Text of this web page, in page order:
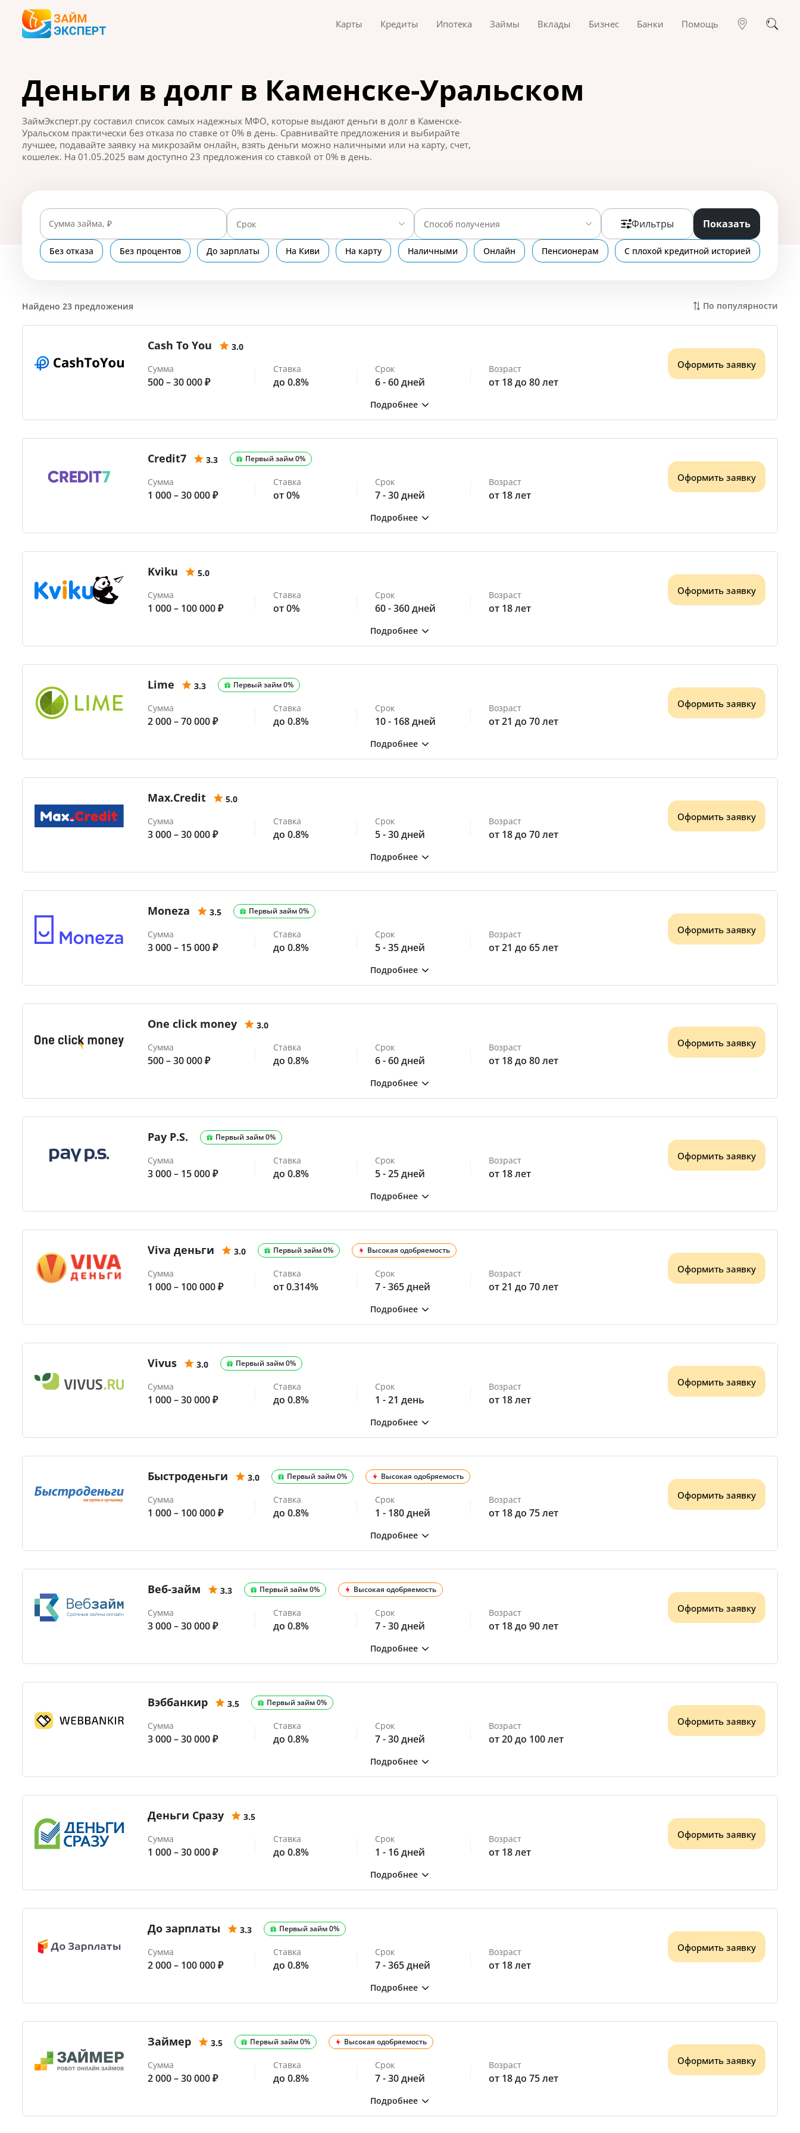
Карты Кредиты Ипотека Займы Вклады Бизнес Банки Помощь
Деньги в долг в Каменске-Уральском
ЗаймЭксперт.ру составил список самых надежных МФО, которые выдают деньги в долг в Каменске-
Уральском практически без отказа по ставке от 0% в день. Сравнивайте предложения и выбирайте
лучшее, подавайте заявку на микрозайм онлайн, взять деньги можно наличными или на карту, счет,
кошелек. На 01.05.2025 вам доступно 23 предложения со ставкой от 0% в день.
Сумма займа, ₽ Срок Способ получения Фильтры Показать
Без отказа Без процентов До зарплаты На Киви На карту Наличными Онлайн Пенсионерам С плохой кредитной историей
Найдено 23 предложения По популярности
Cash To You
3.0
Сумма
500 – 30 000 ₽
Ставка
до 0.8%
Срок
6 - 60 дней
Возраст
от 18 до 80 лет
Оформить заявку
Credit7 3.3 Первый займ 0%
Сумма
1 000 – 30 000 ₽
Ставка
от 0%
Срок
7 - 30 дней
Возраст
от 18 лет
Оформить заявку
Kviku
5.0
Сумма
1 000 – 100 000 ₽
Ставка
от 0%
Срок
60 - 360 дней
Возраст
от 18 лет
Оформить заявку
Lime 3.3 Первый займ 0%
Сумма
2 000 – 70 000 ₽
Ставка
до 0.8%
Срок
10 - 168 дней
Возраст
от 21 до 70 лет
Оформить заявку
Max.Credit
5.0
Сумма
3 000 – 30 000 ₽
Ставка
до 0.8%
Срок
5 - 30 дней
Возраст
от 18 до 70 лет
Оформить заявку
Moneza 3.5 Первый займ 0%
Сумма
3 000 – 15 000 ₽
Ставка
до 0.8%
Срок
5 - 35 дней
Возраст
от 21 до 65 лет
Оформить заявку
One click money
3.0
Сумма
500 – 30 000 ₽
Ставка
до 0.8%
Срок
6 - 60 дней
Возраст
от 18 до 80 лет
Оформить заявку
Pay P.S. Первый займ 0%
Сумма
3 000 – 15 000 ₽
Ставка
до 0.8%
Срок
5 - 25 дней
Возраст
от 18 лет
Оформить заявку
Viva деньги 3.0 Первый займ 0% Высокая одобряемость
Сумма
1 000 – 100 000 ₽
Ставка
от 0.314%
Срок
7 - 365 дней
Возраст
от 21 до 70 лет
Оформить заявку
Vivus 3.0 Первый займ 0%
Сумма
1 000 – 30 000 ₽
Ставка
до 0.8%
Срок
1 - 21 день
Возраст
от 18 лет
Оформить заявку
Быстроденьги 3.0 Первый займ 0% Высокая одобряемость
Сумма
1 000 – 100 000 ₽
Ставка
до 0.8%
Срок
1 - 180 дней
Возраст
от 18 до 75 лет
Оформить заявку
Веб-займ 3.3 Первый займ 0% Высокая одобряемость
Сумма
3 000 – 30 000 ₽
Ставка
до 0.8%
Срок
7 - 30 дней
Возраст
от 18 до 90 лет
Оформить заявку
Вэббанкир 3.5 Первый займ 0%
Сумма
3 000 – 30 000 ₽
Ставка
до 0.8%
Срок
7 - 30 дней
Возраст
от 20 до 100 лет
Оформить заявку
Деньги Сразу
3.5
Сумма
1 000 – 30 000 ₽
Ставка
до 0.8%
Срок
1 - 16 дней
Возраст
от 18 лет
Оформить заявку
До зарплаты 3.3 Первый займ 0%
Сумма
2 000 – 100 000 ₽
Ставка
до 0.8%
Срок
7 - 365 дней
Возраст
от 18 лет
Оформить заявку
Займер 3.5 Первый займ 0% Высокая одобряемость
Сумма
2 000 – 30 000 ₽
Ставка
до 0.8%
Срок
7 - 30 дней
Возраст
от 18 до 75 лет
Оформить заявку